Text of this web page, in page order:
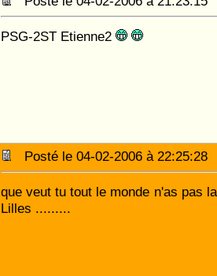
PSG-2ST Etienne2
Posté le 04-02-2006 à
que veut tu tout le monde n'as pas
Lilles .........